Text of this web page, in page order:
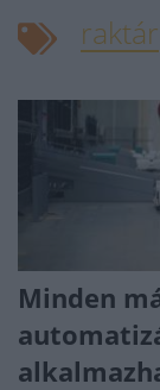
raktár
Minden